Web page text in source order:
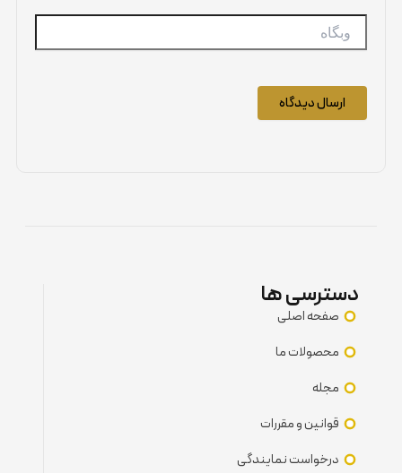
وبگاه
دسترسی ها
صفحه اصلی
محصولات ما
مجله
قوانین و مقررات
درخواست نمایندگی